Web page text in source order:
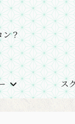
？
ス
売り出しでテンション